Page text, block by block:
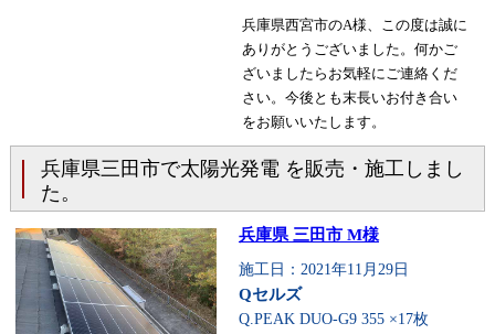
兵庫県西宮市のA様、この度は誠に
ありがとうございました。何かご
ざいましたらお気軽にご連絡くだ
さい。今後とも末長いお付き合い
をお願いいたします。
兵庫県三田市で太陽光発電 を販売・施工しまし
た。
兵庫県 三田市 M様
施工日：2021年11月29日
Qセルズ
Q.PEAK DUO-G9 355 ×17枚